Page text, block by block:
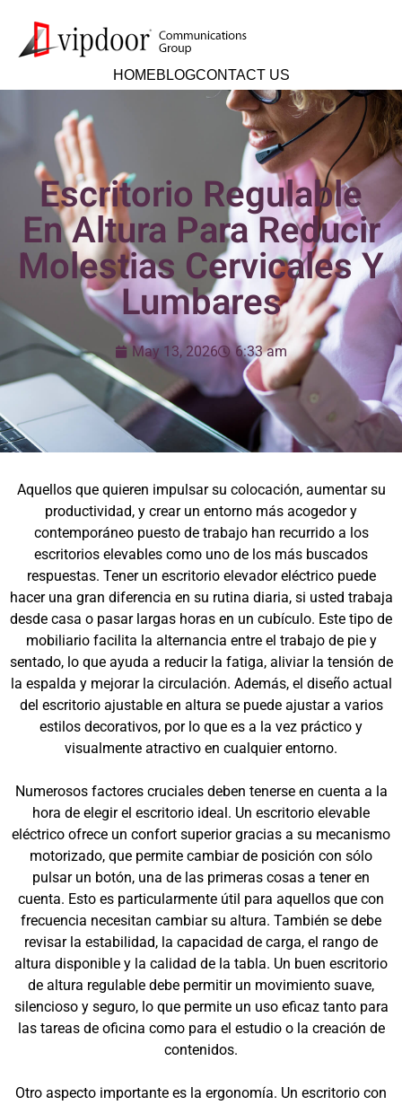
HOMEBLOGCONTACT US
Escritorio Regulable
En Altura Para Reducir
Molestias Cervicales Y
Lumbares
May 13, 2026 6:33 am
Aquellos que quieren impulsar su colocación, aumentar su
productividad, y crear un entorno más acogedor y
contemporáneo puesto de trabajo han recurrido a los
escritorios elevables como uno de los más buscados
respuestas. Tener un escritorio elevador eléctrico puede
hacer una gran diferencia en su rutina diaria, si usted trabaja
desde casa o pasar largas horas en un cubículo. Este tipo de
mobiliario facilita la alternancia entre el trabajo de pie y
sentado, lo que ayuda a reducir la fatiga, aliviar la tensión de
la espalda y mejorar la circulación. Además, el diseño actual
del escritorio ajustable en altura se puede ajustar a varios
estilos decorativos, por lo que es a la vez práctico y
visualmente atractivo en cualquier entorno.
Numerosos factores cruciales deben tenerse en cuenta a la
hora de elegir el escritorio ideal. Un escritorio elevable
eléctrico ofrece un confort superior gracias a su mecanismo
motorizado, que permite cambiar de posición con sólo
pulsar un botón, una de las primeras cosas a tener en
cuenta. Esto es particularmente útil para aquellos que con
frecuencia necesitan cambiar su altura. También se debe
revisar la estabilidad, la capacidad de carga, el rango de
altura disponible y la calidad de la tabla. Un buen escritorio
de altura regulable debe permitir un movimiento suave,
silencioso y seguro, lo que permite un uso eficaz tanto para
las tareas de oficina como para el estudio o la creación de
contenidos.
Otro aspecto importante es la ergonomía. Un escritorio con